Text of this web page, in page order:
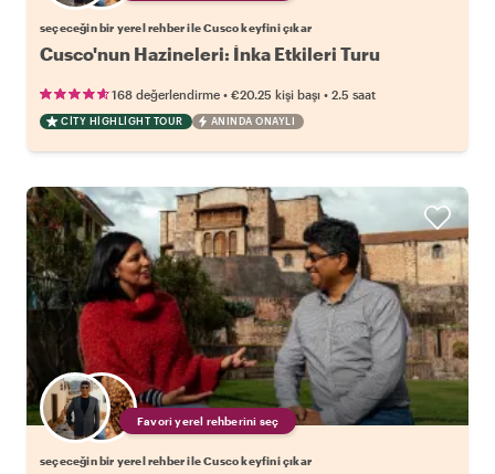
seçeceğin bir yerel rehber ile Cusco keyfini çıkar
Cusco'nun Hazineleri: İnka Etkileri Turu
168 değerlendirme • €20.25 kişi başı • 2.5 saat
CITY HIGHLIGHT TOUR ANINDA ONAYLI
Favori yerel rehberini seç
seçeceğin bir yerel rehber ile Cusco keyfini çıkar